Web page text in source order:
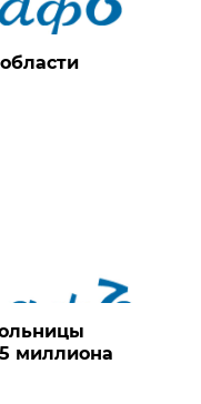
миллиона